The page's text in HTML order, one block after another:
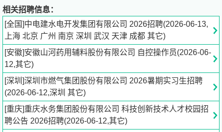
好的吃苦精神、敬业精神和创新精神。
n
3.具有良好的身体素质和心理素质，能够承受岗位工作压
力，有较强的学习能力，积极向上、具有正能量，作风正
派。
n
4.成绩优良，获得校级、国家级奖学金者优先。
n
5.毕业时须取得相应的毕业证、学位证、资格证。
n
相关招聘信息：
[全国]中电建水电开发集团有限公司 2026招聘(2026-06-13,
上海 北京 广州 南京 深圳 武汉 天津 成都 其它)
[安徽]安徽山河药用辅料股份有限公司 自控操作员(2026-06-
12,其它)
[深圳]深圳市燃气集团股份有限公司 2026暑期实习生招聘
(2026-06-12,深圳 其它)
[重庆]重庆水务集团股份有限公司 科技创新技术人才校园招
聘公告 2026招聘(2026-06-12,其它)